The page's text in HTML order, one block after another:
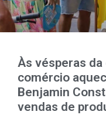
Às vésperas
comércio
Benjamin
vendas de